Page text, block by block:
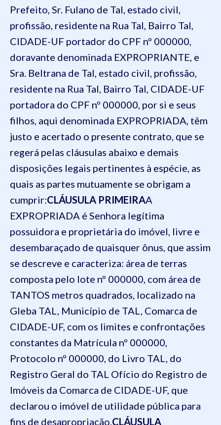
Prefeito, Sr. Fulano de Tal, estado civil,
profissão, residente na Rua Tal, Bairro Tal,
CIDADE-UF portador do CPF nº 000000,
doravante denominada EXPROPRIANTE, e
Sra. Beltrana de Tal, estado civil, profissão,
residente na Rua Tal, Bairro Tal, CIDADE-UF
portadora do CPF nº 000000, por si e seus
filhos, aqui denominada EXPROPRIADA, têm
justo e acertado o presente contrato, que se
regerá pelas cláusulas abaixo e demais
disposições legais pertinentes à espécie, as
quais as partes mutuamente se obrigam a
cumprir:CLÁUSULA PRIMEIRAA
EXPROPRIADA é Senhora legítima
possuidora e proprietária do imóvel, livre e
desembaraçado de quaisquer ônus, que assim
se descreve e caracteriza: área de terras
composta pelo lote nº 000000, com área de
TANTOS metros quadrados, localizado na
Gleba TAL, Município de TAL, Comarca de
CIDADE-UF, com os limites e confrontações
constantes da Matrícula nº 000000,
Protocolo nº 000000, do Livro TAL, do
Registro Geral do TAL Ofício do Registro de
Imóveis da Comarca de CIDADE-UF, que
declarou o imóvel de utilidade pública para
fins de desapropriação.CLÁUSULA